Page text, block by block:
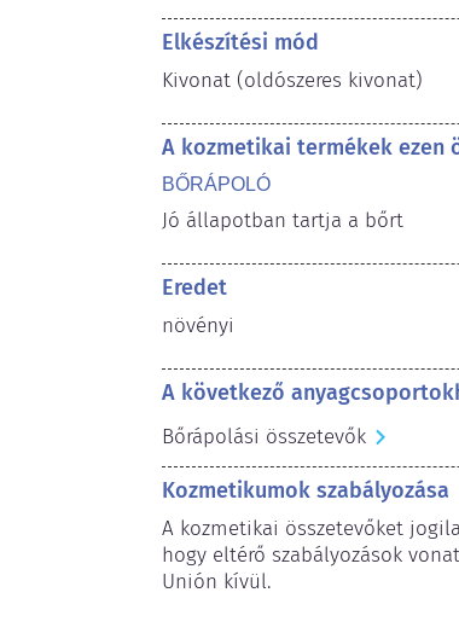
Elkészítési mód
Kivonat (oldószeres kivonat)
A kozmetikai termékek
BŐRÁPOLÓ
Jó állapotban tartja a bőrt
Eredet
növényi
A következő
Bőrápolási összetevők
Kozmetikumok szabályozása
A kozmetikai összetevőket
hogy eltérő szabályozások
Unión kívül.